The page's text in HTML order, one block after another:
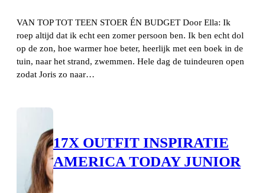
VAN TOP TOT TEEN STOER ÉN BUDGET Door Ella: Ik
roep altijd dat ik echt een zomer persoon ben. Ik ben echt dol
op de zon, hoe warmer hoe beter, heerlijk met een boek in de
tuin, naar het strand, zwemmen. Hele dag de tuindeuren open
zodat Joris zo naar…
17X OUTFIT INSPIRATIE
AMERICA TODAY JUNIOR